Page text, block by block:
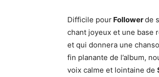
Difficile pour Followerde
chant joyeux et une base
et qui donnera une
fin planante de l’album,
voix calme et lointaine de